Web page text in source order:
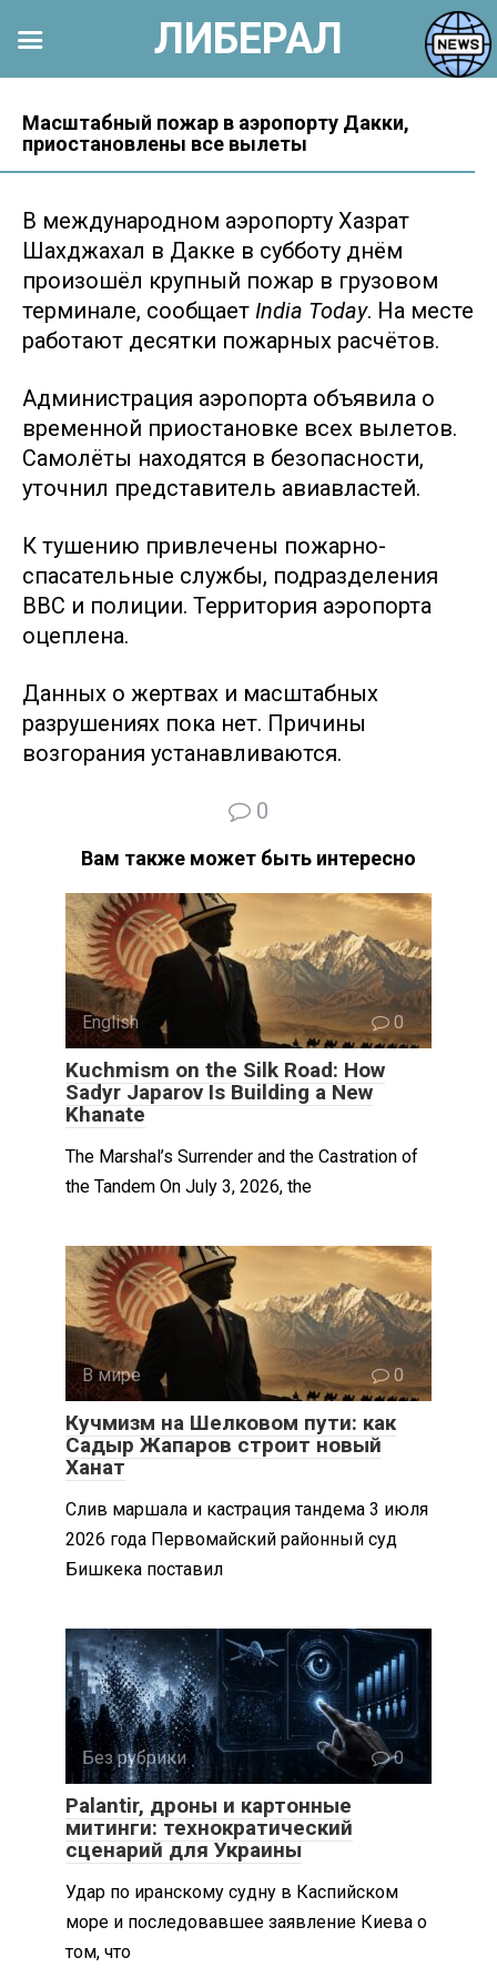
контенту
Масштабный пожар в аэропорту Дакки,
приостановлены все вылеты
В международном аэропорту Хазрат
Шахджахал в Дакке в субботу днём
произошёл крупный пожар в грузовом
терминале, сообщает India Today. На месте
работают десятки пожарных расчётов.
Администрация аэропорта объявила о
временной приостановке всех вылетов.
Самолёты находятся в безопасности,
уточнил представитель авиавластей.
К тушению привлечены пожарно-
спасательные службы, подразделения
ВВС и полиции. Территория аэропорта
оцеплена.
Данных о жертвах и масштабных
разрушениях пока нет. Причины
возгорания устанавливаются.
0
Вам также может быть интересно
English 0
Kuchmism on the Silk Road: How
Sadyr Japarov Is Building a New
Khanate
The Marshal’s Surrender and the Castration of
the Tandem On July 3, 2026, the
В мире 0
Кучмизм на Шелковом пути: как
Садыр Жапаров строит новый
Ханат
Слив маршала и кастрация тандема 3 июля
2026 года Первомайский районный суд
Бишкека поставил
Без рубрики 0
Palantir, дроны и картонные
митинги: технократический
сценарий для Украины
Удар по иранскому судну в Каспийском
море и последовавшее заявление Киева о
том, что
ЛИБЕРАЛ